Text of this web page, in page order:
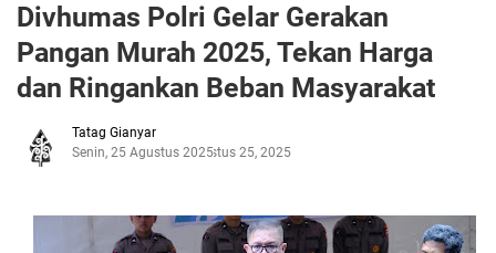
Divhumas Polri Gelar Gerakan
Pangan Murah 2025, Tekan Harga
dan Ringankan Beban Masyarakat
Tatag Gianyar
Senin, 25 Agustus 2025Agustus 25, 2025